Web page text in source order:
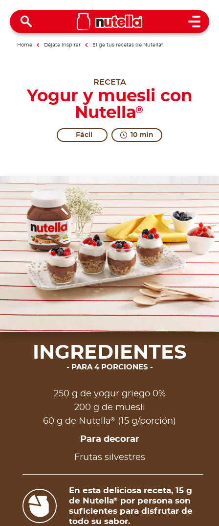
Open
Home Déjate inspirar Elige tus recetas de Nutella®
RECETA
Yogur y muesli con
Nutella®
Fácil 10 min
Recommendations for choosing the ingredients:
INGREDIENTES
PARA 4 PORCIONES
250 g de yogur griego 0%
200 g de muesli
60 g de Nutella® (15 g/porción)
Para decorar
Frutas silvestres
En esta deliciosa receta, 15 g
de Nutella®
por persona son
suficientes para disfrutar de
todo su sabor.